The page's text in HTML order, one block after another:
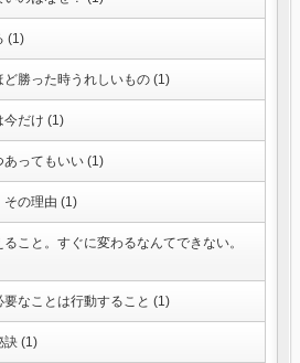
(1)
勝った時うれしいもの (1)
今だけ (1)
あってもいい (1)
その理由 (1)
こと。すぐに変わるなんてできない。
なことは行動すること (1)
訣 (1)